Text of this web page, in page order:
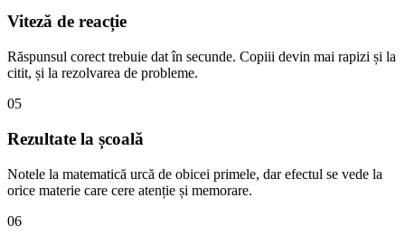
Viteză de reacție
Răspunsul corect trebuie dat în secunde. Copiii devin mai rapizi și la
citit, și la rezolvarea de probleme.
05
Rezultate la școală
Notele la matematică urcă de obicei primele, dar efectul se vede la
orice materie care cere atenție și memorare.
06